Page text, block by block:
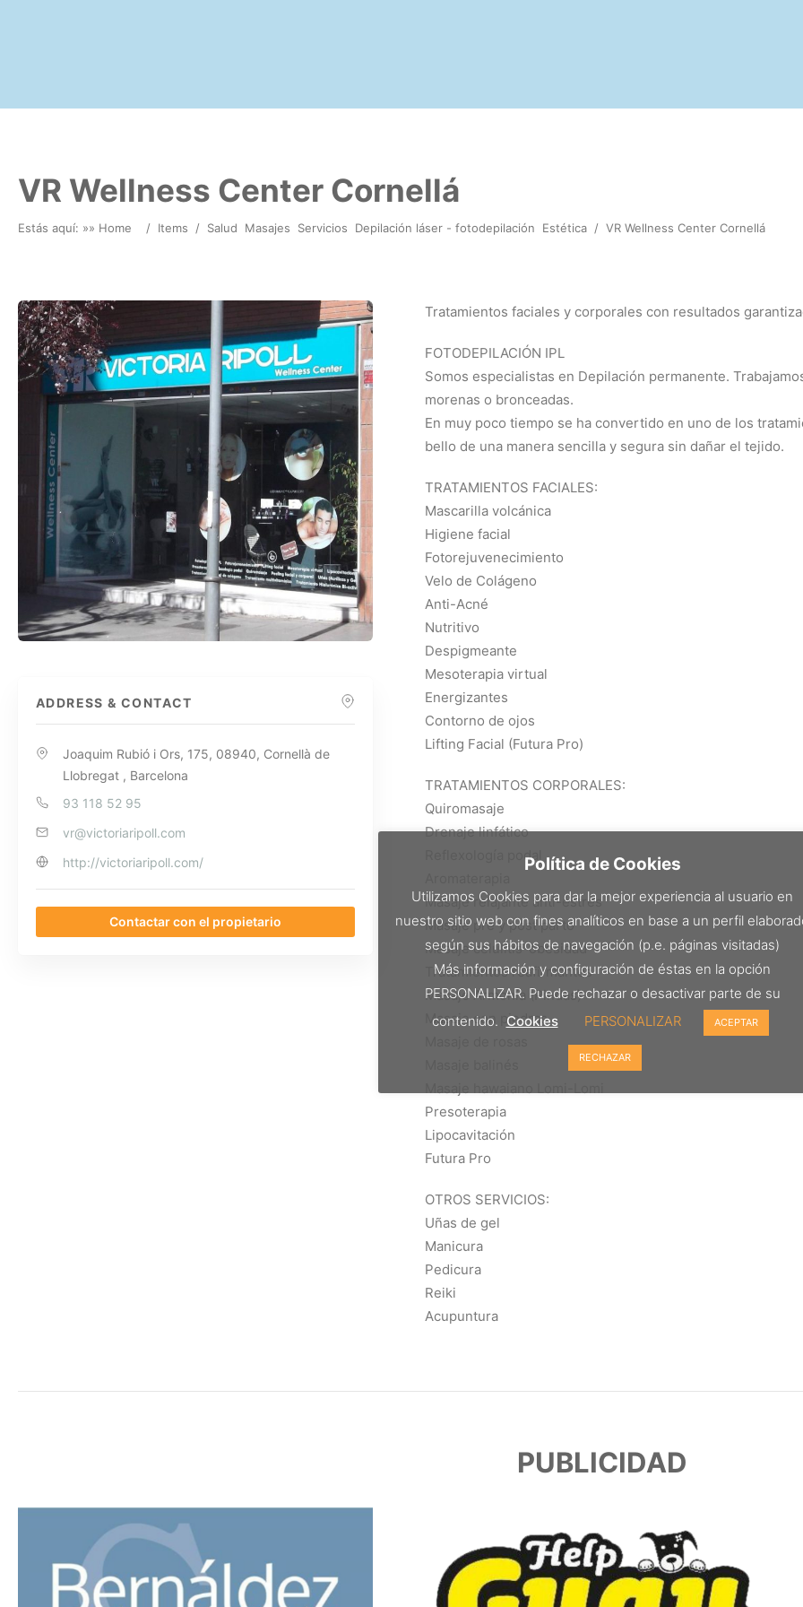
VR Wellness Center Cornellá
Estás aquí: »» Home / Items / Salud Masajes Servicios Depilación láser - fotodepilación Estética / VR Wellness Center Cornellá
ADDRESS & CONTACT
Joaquim Rubió i Ors, 175, 08940, Cornellà de
Llobregat , Barcelona
93 118 52 95
vr@victoriaripoll.com
http://victoriaripoll.com/
Contactar con el propietario
Tratamientos faciales y corporales con resultados
FOTODEPILACIÓN IPL
Somos especialistas en Depilación permanente.
morenas o bronceadas.
En muy poco tiempo se ha convertido en uno de los
bello de una manera sencilla y segura sin dañar el tejido.
TRATAMIENTOS FACIALES:
Mascarilla volcánica
Higiene facial
Fotorejuvenecimiento
Velo de Colágeno
Anti-Acné
Nutritivo
Despigmeante
Mesoterapia virtual
Energizantes
Contorno de ojos
Lifting Facial (Futura Pro)
TRATAMIENTOS CORPORALES:
Quiromasaje
Drenaje linfático
Reflexología podal
Masaje relajante anti-estrés
Masaje pre y post parto
Masaje celulitis-obesidad
Tratamientos reafirmantes
Masaje Armonía (Pindas)
Masaje con piedras
Presoterapia
Lipocavitación
Futura Pro
OTROS SERVICIOS:
Uñas de gel
Manicura
Pedicura
Reiki
Acupuntura
PUBLICIDAD
Política de Cookies
Utilizamos Cookies para dar la mejor experiencia al usuario en
nuestro sitio web con fines analíticos en base a un perfil
según sus hábitos de navegación (p.e. páginas visitadas)
Más información y configuración de éstas en la opción
PERSONALIZAR. Puede rechazar o desactivar parte de su
contenido. Cookies PERSONALIZAR ACEPTAR
RECHAZAR